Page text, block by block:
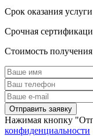
Срок оказания
Срочная
Стоимость
Нажимая кнопку
конфиденциальности